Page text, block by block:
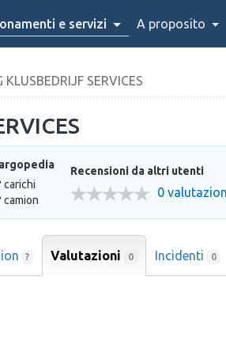
e servizi A proposito
KLUSBEDRIJF SERVICES
carichi
camion
Recensioni da altri utenti
0
? Valutazioni 0 Incidenti 0